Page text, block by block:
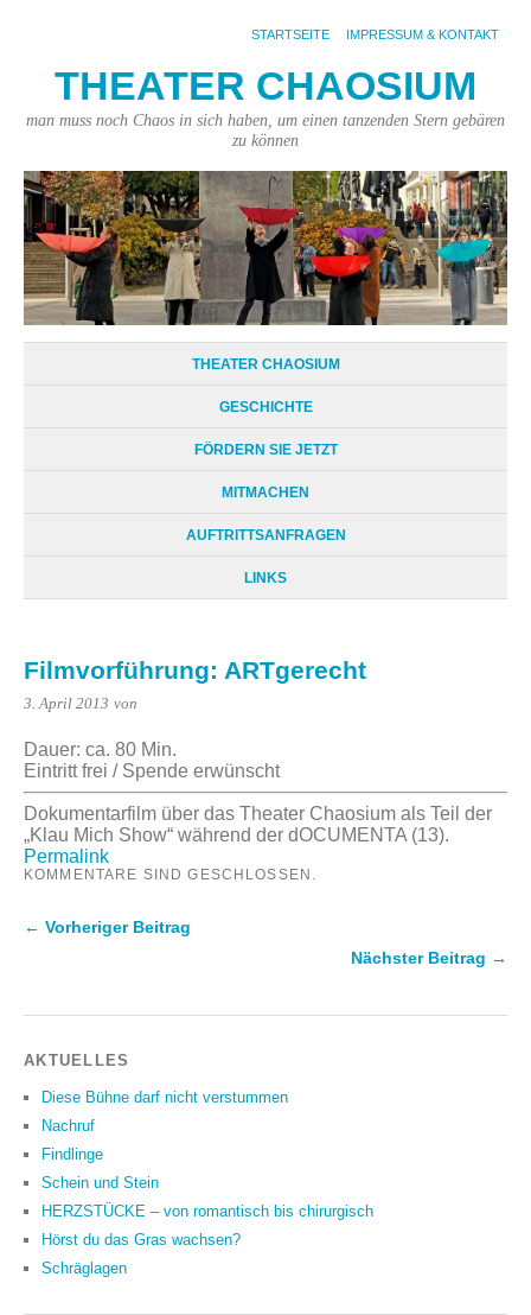
STARTSEITE IMPRESSUM & KONTAKT
THEATER CHAOSIUM
man muss noch Chaos in sich haben, um einen tanzenden Stern gebären
zu können
THEATER CHAOSIUM
GESCHICHTE
FÖRDERN SIE JETZT
MITMACHEN
AUFTRITTSANFRAGEN
LINKS
Filmvorführung: ARTgerecht
3. April 2013 von
Dauer: ca. 80 Min.
Eintritt frei / Spende erwünscht
Dokumentarfilm über das Theater Chaosium als Teil der
„Klau Mich Show“ während der dOCUMENTA (13).
Permalink
KOMMENTARE SIND GESCHLOSSEN.
← Vorheriger Beitrag
Nächster Beitrag →
AKTUELLES
Diese Bühne darf nicht verstummen
Nachruf
Findlinge
Schein und Stein
HERZSTÜCKE – von romantisch bis chirurgisch
Hörst du das Gras wachsen?
Schräglagen